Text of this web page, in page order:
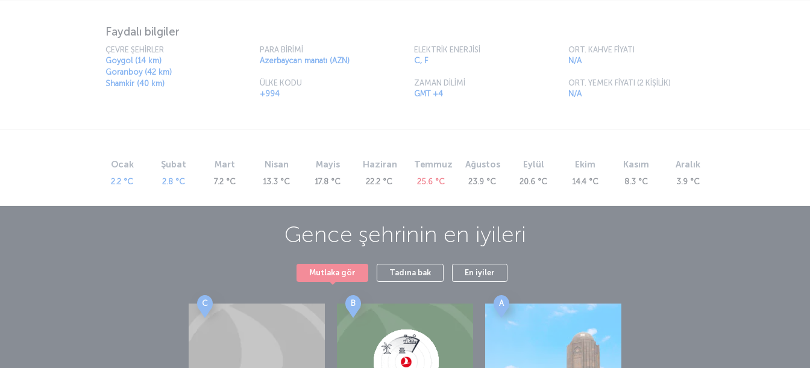
Faydalı bilgiler
ÇEVRE ŞEHİRLER
Goygol (14 km)
Goranboy (42 km)
Shamkir (40 km)
PARA BİRİMİ
Azerbaycan manatı (AZN)
ÜLKE KODU
+994
ELEKTRİK ENERJİSİ
C, F
ZAMAN DİLİMİ
GMT +4
ORT. KAHVE FİYATI
N/A
ORT. YEMEK FİYATI (2 KİŞİLİK)
N/A
Ocak
2.2 °C
Şubat
2.8 °C
Mart
7.2 °C
Nisan
13.3 °C
Mayis
17.8 °C
Haziran
22.2 °C
Temmuz
25.6 °C
Ağustos
23.9 °C
Eylül
20.6 °C
Ekim
14.4 °C
Kasım
8.3 °C
Aralık
3.9 °C
Gence şehrinin en iyileri
Mutlaka gör Tadına bak En iyiler
C B A